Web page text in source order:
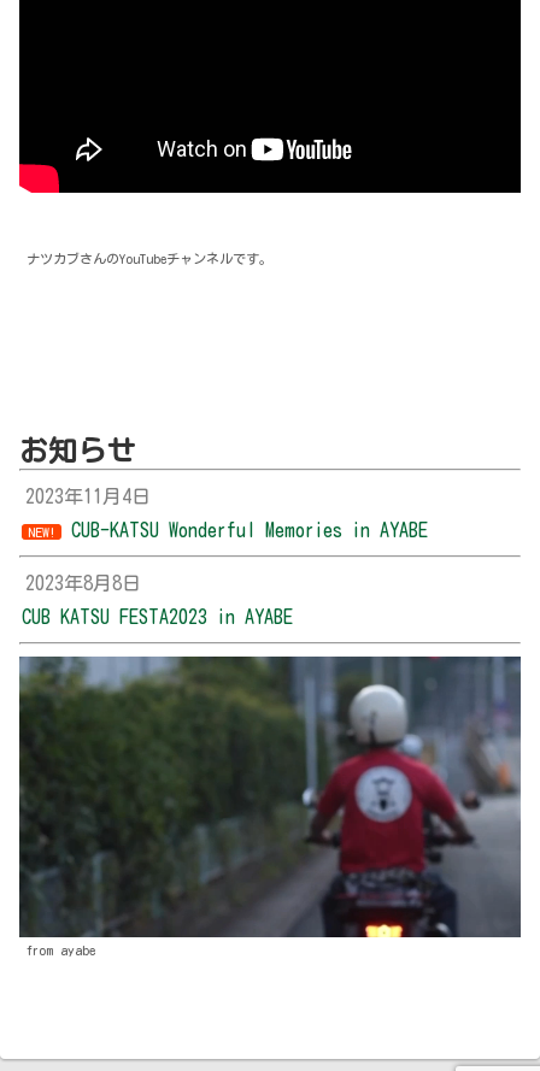
ナツカブさんのYouTubeチャンネルです。
お知らせ
2023年11月4日
NEW! CUB-KATSU Wonderful Memories in AYABE
2023年8月8日
CUB KATSU FESTA2023 in AYABE
from ayabe